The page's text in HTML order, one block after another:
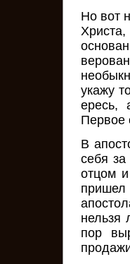
Но вот
укажу
ересь,
Первое
В
себя
отцом
пришел
нельзя
пор